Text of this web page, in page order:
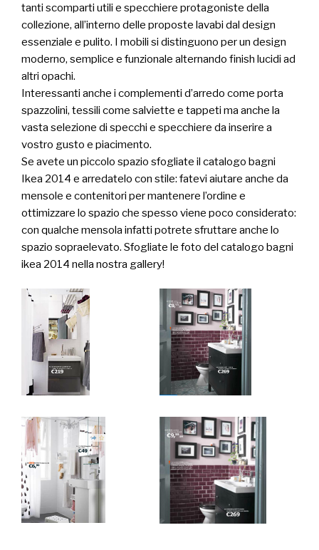
tanti scomparti utili e specchiere protagoniste della
collezione, all’interno delle proposte lavabi dal design
essenziale e pulito. I mobili si distinguono per un design
moderno, semplice e funzionale alternando finish lucidi ad
altri opachi.
Interessanti anche i complementi d’arredo come porta
spazzolini, tessili come salviette e tappeti ma anche la
vasta selezione di specchi e specchiere da inserire a
vostro gusto e piacimento.
Se avete un piccolo spazio sfogliate il catalogo bagni
Ikea 2014 e arredatelo con stile: fatevi aiutare anche da
mensole e contenitori per mantenere l’ordine e
ottimizzare lo spazio che spesso viene poco considerato:
con qualche mensola infatti potrete sfruttare anche lo
spazio sopraelevato. Sfogliate le foto del catalogo bagni
ikea 2014 nella nostra gallery!